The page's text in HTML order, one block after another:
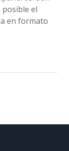
posible el
en formato